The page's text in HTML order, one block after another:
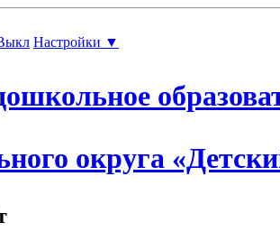
Настройки ▼
округа